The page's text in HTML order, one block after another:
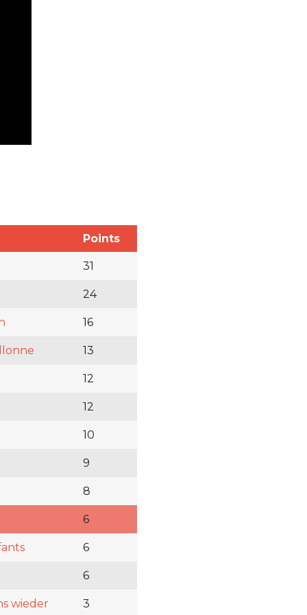
Points
31
24
16
13
12
12
10
9
8
6
6
6
wieder 3